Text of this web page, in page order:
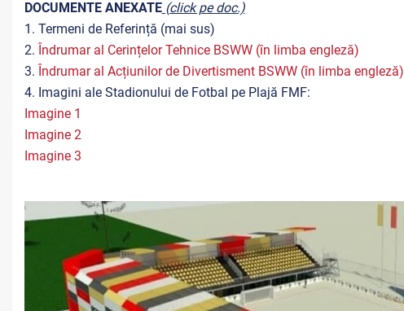
DOCUMENTE ANEXATE(click pe doc.)
1. Termeni de Referință (mai sus)
2. Îndrumar al Cerințelor Tehnice BSWW (în limba engleză)
3. Îndrumar al Acțiunilor de Divertisment BSWW (în limba engleză)
4. Imagini ale Stadionului de Fotbal pe Plajă FMF:
Imagine 1
Imagine 2
Imagine 3